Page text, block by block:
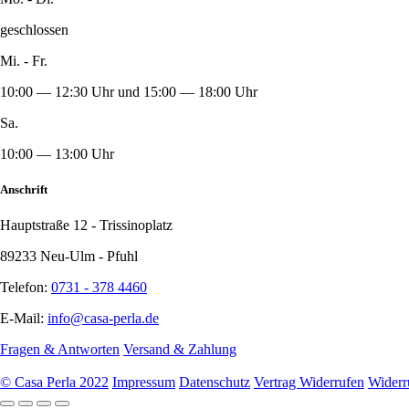
geschlossen
Mi. - Fr.
10:00 — 12:30 Uhr und 15:00 — 18:00 Uhr
Sa.
10:00 — 13:00 Uhr
Anschrift
Hauptstraße 12 - Trissinoplatz
89233 Neu-Ulm - Pfuhl
Telefon: 0731 - 378 4460
E-Mail: info@casa-perla.de
Fragen & Antworten Versand & Zahlung
© Casa Perla 2022 Impressum Datenschutz Vertrag Widerrufen